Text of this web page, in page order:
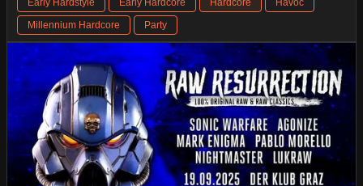
Millennium Hardcore
Party